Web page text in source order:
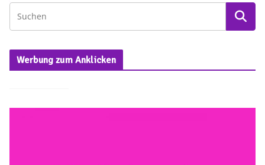
Werbung zum Anklicken